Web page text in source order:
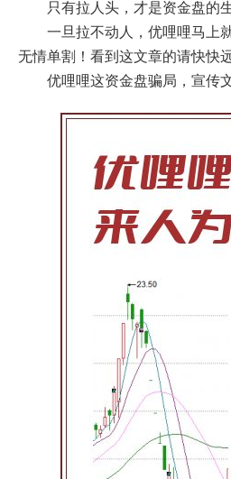
只有拉人头，才是资金盘的
一旦拉不动人，优哩哩马上
无情单割！看到这文章的请快快
优哩哩这资金盘骗局，宣传